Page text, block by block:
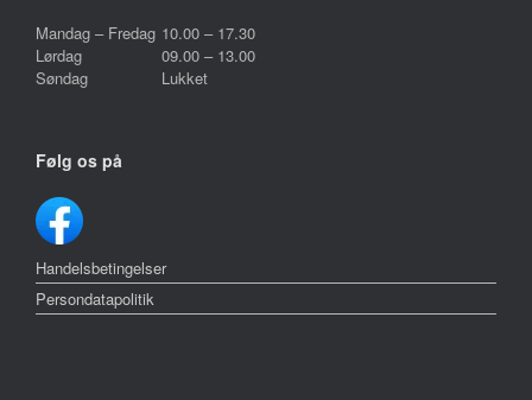
Mandag – Fredag
Lørdag
Søndag
10.00 – 17.30
09.00 – 13.00
Lukket
Følg os på
Handelsbetingelser
Persondatapolitik